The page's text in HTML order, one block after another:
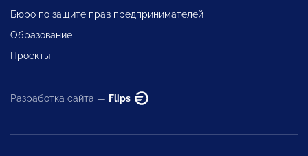
Бюро по защите прав предпринимателей
Образование
Проекты
Разработка сайта — Flips